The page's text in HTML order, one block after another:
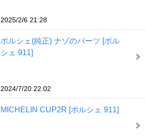
2025/2/6 21:28
ポルシェ(純正) ナゾのパーツ [ポル
シェ 911]
2024/7/20 22:02
MICHELIN CUP2R [ポルシェ 911]